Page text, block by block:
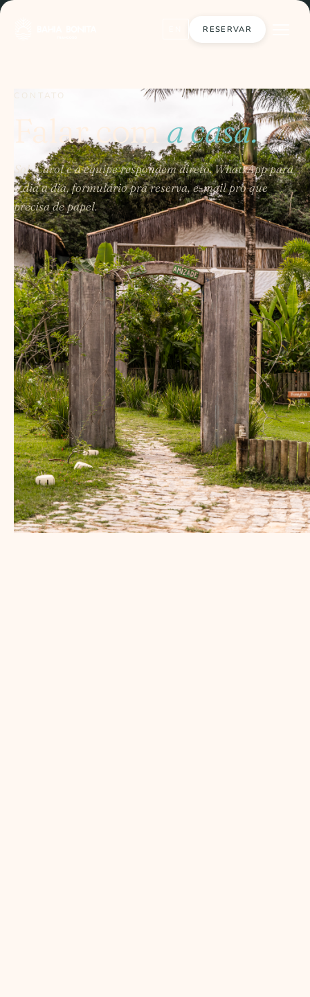
RESERVAR
CONTATO
Falar com a casa.
Sol, Carol e a equipe respondem direto. WhatsApp para
o dia a dia, formulário pra reserva, e-mail pro que
precisa de papel.